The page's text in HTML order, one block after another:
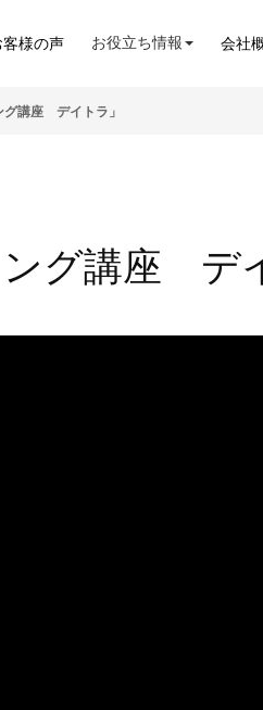
客様の声 お役立ち情報 会社
グ講座 デイトラ」
ング講座 デ